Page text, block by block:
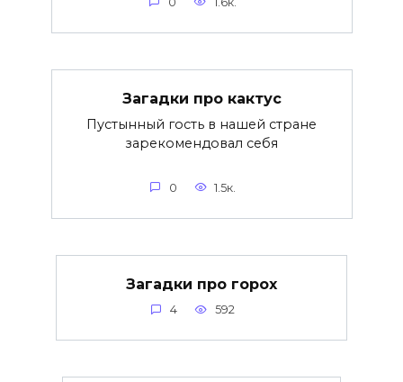
Загадки про кактус
Пустынный гость в нашей стране
зарекомендовал себя
0 1.5к.
Загадки про горох
4 592